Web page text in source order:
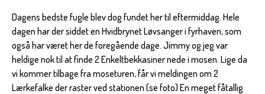
Dagens bedste fugle blev dog fundet her til eftermiddag. Hele
dagen har der siddet en Hvidbrynet Løvsanger i fyrhaven, som
også har været her de foregående dage. Jimmy og jeg var
heldige nok til at finde 2 Enkeltbekkasiner nede i mosen. Lige da
vi kommer tilbage fra moseturen, får vi meldingen om 2
Lærkefalke der raster ved stationen (se foto) En meget fåtallig